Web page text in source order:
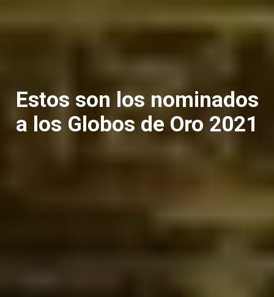
Estos son los nominados
a los Globos de Oro 2021